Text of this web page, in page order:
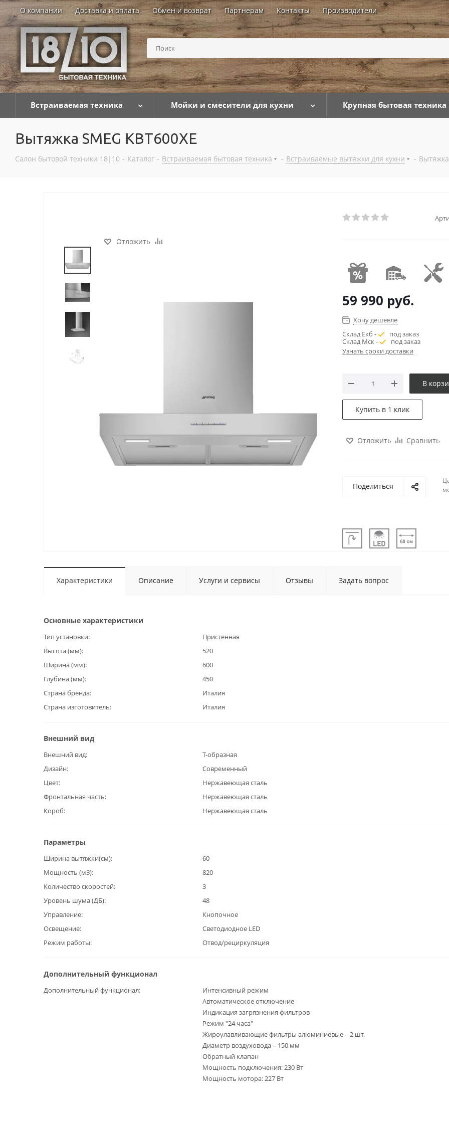
О компании Доставка и оплата Обмен и возврат Партнерам Контакты Производители ...
Встраиваемая техника Мойки и смесители для кухни Крупная бытовая техника
Вытяжка SMEG KBT600XE
Салон бытовой техники 18|10 - Каталог - Встраиваемая бытовая техника - Встраиваемые вытяжки для кухни - Вытяжка
Отложить
59 990 руб.
Хочу дешевле
Склад Екб -
под заказ
Склад Мск -
под заказ
Узнать сроки доставки
В
Купить в 1 клик
Отложить Сравнить
Поделиться
Характеристики Описание Услуги и сервисы Отзывы Задать вопрос
Основные характеристики
Тип установки
Пристенная
Высота (мм)
520
Ширина (мм)
600
Глубина (мм)
450
Страна бренда
Италия
Страна изготовитель
Италия
Внешний вид
Внешний вид
Т-образная
Дизайн
Современный
Цвет
Нержавеющая сталь
Фронтальная часть
Нержавеющая сталь
Короб
Нержавеющая сталь
Параметры
Ширина вытяжки(см)
60
Мощность (м3)
820
Количество скоростей
3
Уровень шума (ДБ)
48
Управление
Кнопочное
Освещение
Светодиодное LED
Режим работы
Отвод/рециркуляция
Дополнительный функционал
Дополнительный функционал
Интенсивный режим
Автоматическое отключение
Индикация загрязнения фильтров
Режим "24 часа"
Жироулавливающие фильтры алюминиевые – 2 шт.
Диаметр воздуховода – 150 мм
Обратный клапан
Мощность подключения: 230 Вт
Мощность мотора: 227 Вт